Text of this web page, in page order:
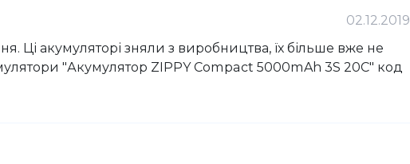
02.12.2019
Ці акумуляторі зняли з виробництва, їх більше вже не
"Акумулятор ZIPPY Compact 5000mAh 3S 20C" код